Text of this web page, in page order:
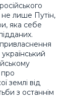
не лише Путін,
яка себе
про
землі від
з останнім